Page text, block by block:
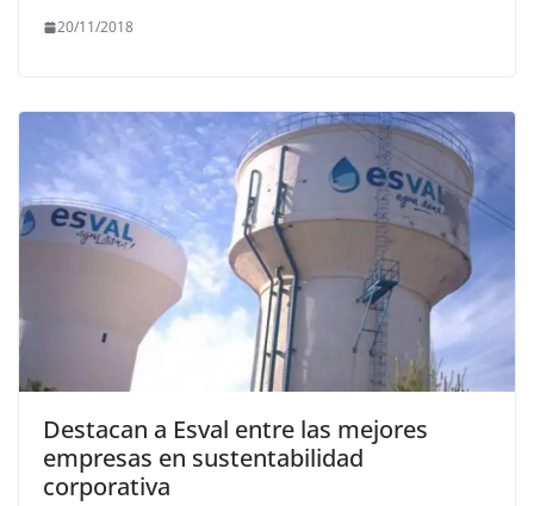
20/11/2018
Destacan a Esval entre las mejores
empresas en sustentabilidad
corporativa